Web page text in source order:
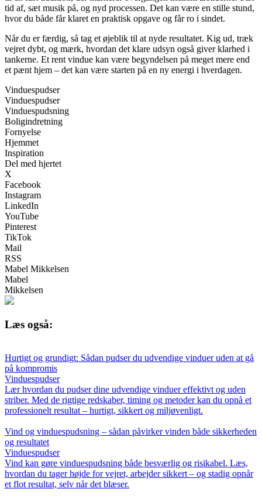
tid af, sæt musik på, og nyd processen. Det kan være en stille stund,
hvor du både får klaret en praktisk opgave og får ro i sindet.
Når du er færdig, så tag et øjeblik til at nyde resultatet. Kig ud, træk
vejret dybt, og mærk, hvordan det klare udsyn også giver klarhed i
tankerne. Et rent vindue kan være begyndelsen på meget mere end
et pænt hjem – det kan være starten på en ny energi i hverdagen.
Vinduespudser
Vinduespudser
Vinduespudsning
Boligindretning
Fornyelse
Hjemmet
Inspiration
Del med hjertet
X
Facebook
Instagram
LinkedIn
YouTube
Pinterest
TikTok
Mail
RSS
Mabel Mikkelsen
Mabel
Mikkelsen
Læs også:
Hurtigt og grundigt: Sådan pudser du udvendige vinduer uden at gå
på kompromis
Vinduespudser
Lær hvordan du pudser dine udvendige vinduer effektivt og uden
striber. Med de rigtige redskaber, timing og metoder kan du opnå et
professionelt resultat – hurtigt, sikkert og miljøvenligt.
Vind og vinduespudsning – sådan påvirker vinden både sikkerheden
og resultatet
Vinduespudser
Vind kan gøre vinduespudsning både besværlig og risikabel. Læs,
hvordan du tager højde for vejret, arbejder sikkert – og stadig opnår
et flot resultat, selv når det blæser.